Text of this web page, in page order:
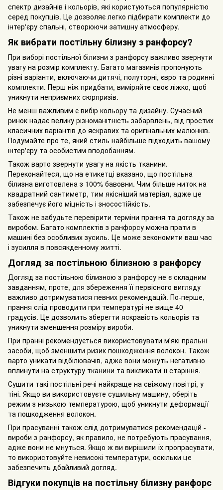
спектр дизайнів і кольорів, які користуються популярністю
серед покупців. Це дозволяє легко підбирати комплекти до
інтер'єру спальні, створюючи затишну атмосферу.
Як вибрати постільну білизну з ранфорсу?
При виборі постільної білизни з ранфорсу важливо звернути
увагу на розмір комплекту. Багато магазинів пропонують
різні варіанти, включаючи дитячі, полуторні, євро та родинні
комплекти. Перш ніж придбати, виміряйте своє ліжко, щоб
уникнути неприємних сюрпризів.
Не менш важливим є вибір кольору та дизайну. Сучасний
ринок надає велику різноманітність забарвлень, від простих
класичних варіантів до яскравих та оригінальних малюнків.
Подумайте про те, який стиль найбільше підходить вашому
інтер'єру та особистим вподобанням.
Також варто звернути увагу на якість тканини.
Переконайтеся, що на етикетці вказано, що постільна
білизна виготовлена з 100% бавовни. Чим більше ниток на
квадратний сантиметр, тим якісніший матеріал, адже це
забезпечує його міцність і зносостійкість.
Також не забудьте перевірити терміни прання та догляду за
виробом. Багато комплектів з ранфорсу можна прати в
машині без особливих зусиль. Це може зекономити ваш час
і зусилля в повсякденному житті.
Догляд за постільною білизною з ранфорсу
Догляд за постільною білизною з ранфорсу не є складним
завданням, проте, для збереження її первісного вигляду
важливо дотримуватися певних рекомендацій. По-перше,
прання слід проводити при температурі не вище 40
градусів. Це дозволить зберегти яскравість кольорів та
уникнути зменшення розміру вироби.
При пранні рекомендується використовувати м'які пральні
засоби, щоб зменшити ризик пошкодження волокон. Також
варто уникати відбілювачів, адже вони можуть негативно
вплинути на структуру тканини та викликати її старіння.
Сушити такі постільні речі найкраще на свіжому повітрі, у
тіні. Якщо ви використовуєте сушильну машину, оберіть
режим з низькою температурою, щоб уникнути деформації
та пошкодження волокон.
При прасуванні також слід дотримуватися рекомендацій -
вироби з ранфорсу, як правило, не потребують прасування,
адже вони не мнуться. Якщо ж ви вирішили їх пропрасувати,
то використовуйте невисокі температури, оскільки це
забезпечить дбайливий догляд.
Відгуки покупців на постільну білизну ранфорс